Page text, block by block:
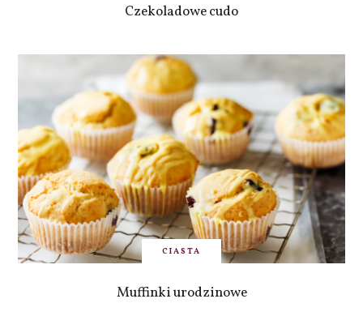
Czekoladowe cudo
CIASTA
Muffinki urodzinowe